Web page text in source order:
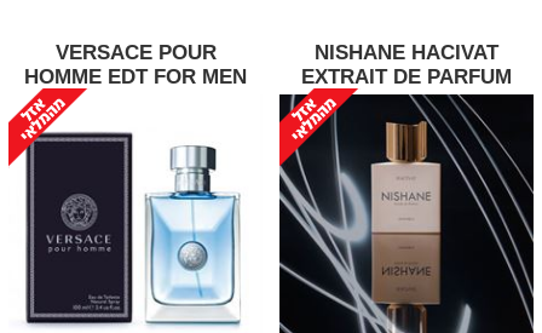
NISHANE HACIVAT
EXTRAIT DE PARFUM
VERSACE POUR
HOMME EDT FOR MEN